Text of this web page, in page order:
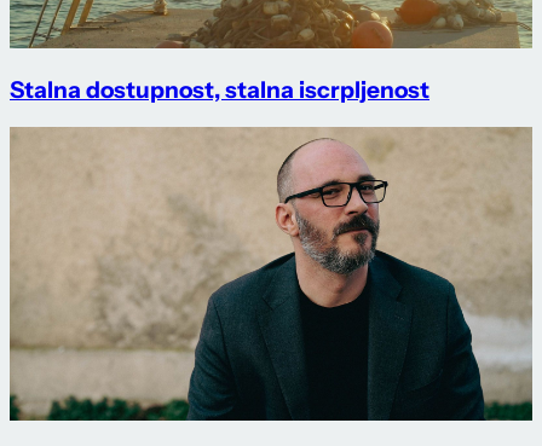
Stalna dostupnost, stalna iscrpljenost